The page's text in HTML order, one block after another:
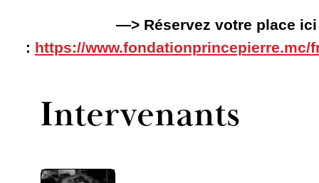
—> Réservez votre place ici
: https://www.fondationprincepierre.mc/
Intervenants